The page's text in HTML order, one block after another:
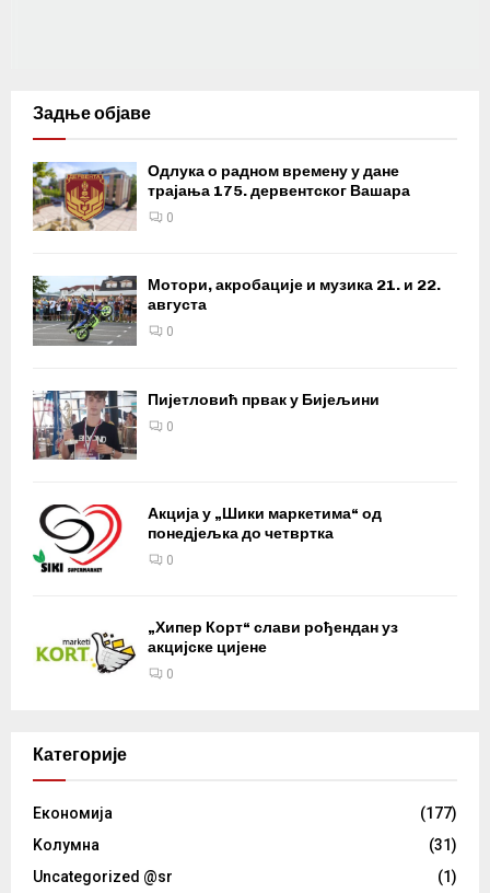
Задње објаве
Одлука о радном времену у дане
трајања 175. дервентског Вашара
0
Мотори, акробације и музика 21. и 22.
августа
0
Пијетловић првак у Бијељини
0
Акција у „Шики маркетима“ од
понедјељка до четвртка
0
„Хипер Корт“ слави рођендан уз
акцијске цијене
0
Категорије
Eкономија
(177)
Kолумнa
(31)
Uncategorized @sr
(1)